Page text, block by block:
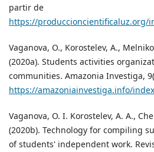
partir de
https://produccioncientificaluz.org/
Vaganova, O., Korostelev, A.,
(2020a). Students activities
communities. Amazonia Investiga,
https://amazoniainvestiga.info/
Vaganova, O. I. Korostelev, A. A.,
(2020b). Technology for compiling
of students' independent work.